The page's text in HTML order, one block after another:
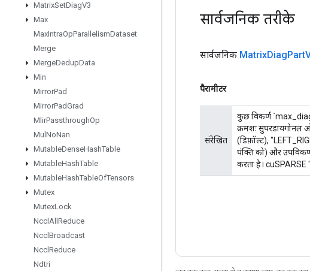
MatrixSetDiagV3
Max
MaxIntraOpParallelismDataset
Merge
MergeDedupData
Min
MirrorPad
MirrorPadGrad
MlirPassthroughOp
Mul NoNan
MutableDenseHashTable
MutableHashTable
MutableHashTableOfTensors
Mutex
MutexLock
Nccl All Reduce
Nccl Broadcast
Nccl Reduce
Ndtri
सार्वजनिक तरीके
सार्वजनिक MatrixDiagPart
पैरामीटर
संरेखित
कुछ विकर्ण
क्रमशः सुपरडायगोनल
(डिफ़ॉल्ट),
पंक्ति को) और
करता है। cuSPARSE